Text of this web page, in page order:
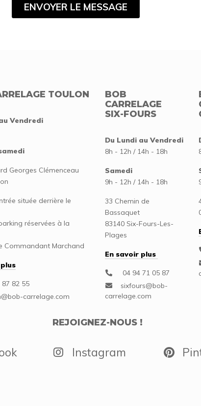
TOULON
Vendredi
Georges Clémenceau
située derrière le
réservées à la
Commandant Marchand
87 82 55
BOB
CARRELAGE
SIX-FOURS
Du Lundi au Vendredi
8h - 12h / 14h - 18h
Samedi
9h - 12h / 14h - 18h
33 Chemin de
Bassaquet
83140 Six-Fours-Les-
Plages
En savoir plus
04 94 71 05 87
REJOIGNEZ-NOUS !
Instagram